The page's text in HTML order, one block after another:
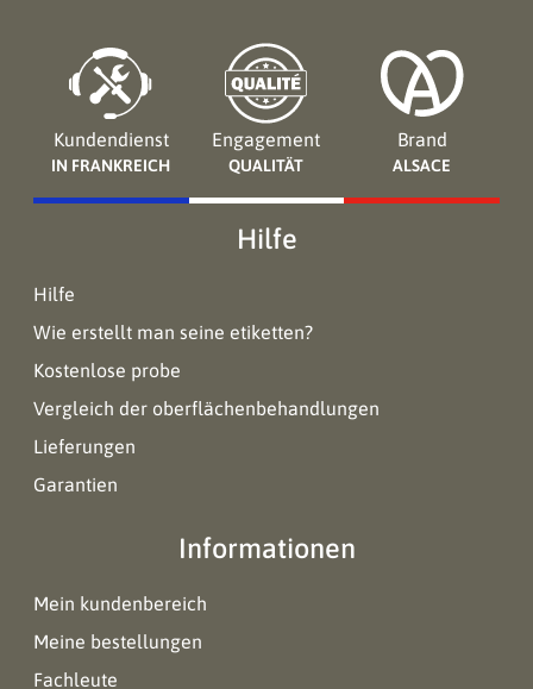
Kundendienst
IN FRANKREICH
Engagement
QUALITÄT
Brand
ALSACE
Hilfe
Hilfe
Wie erstellt man seine etiketten?
Kostenlose probe
Vergleich der oberflächenbehandlungen
Lieferungen
Garantien
Informationen
Mein kundenbereich
Meine bestellungen
Fachleute